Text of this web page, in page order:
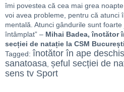
îmi povestea că cea mai grea
voi avea probleme, pentru că atunci
mentală. Atunci gândurile sunt
întâmplat” – Mihai Badea, înotător
secției de natație la CSM
Tagged: înotător în ape
sanatoasa șeful secției de
sens tv Sport